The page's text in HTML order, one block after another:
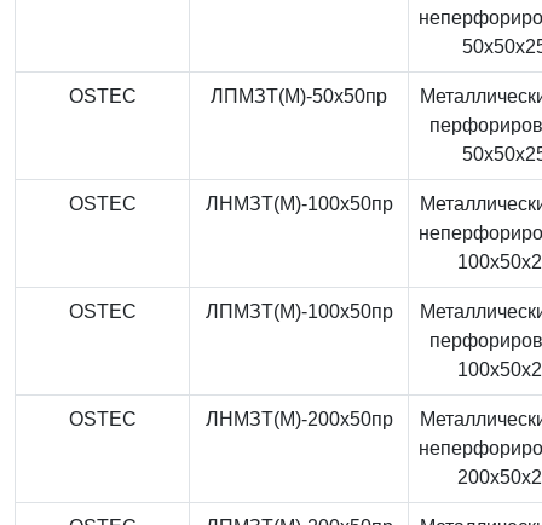
OSTEC ЛПМЗТ(М)-50x50пр
OSTEC ЛНМЗТ(М)-100x50пр
OSTEC ЛПМЗТ(М)-100x50пр
OSTEC ЛНМЗТ(М)-200x50пр